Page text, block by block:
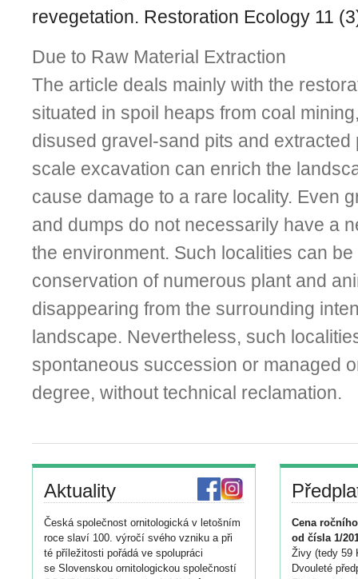
revegetation. Restoration Ecology 11
Due to Raw Material Extraction
The article deals mainly with the
situated in spoil heaps from coal
disused gravel-sand pits and extracted
scale excavation can enrich the
cause damage to a rare locality. Even
and dumps do not necessarily have a
the environment. Such localities can
conservation of numerous plant and
disappearing from the surrounding
landscape. Nevertheless, such
spontaneous succession or managed
degree, without technical reclamation.
Aktuality
Česká společnost ornitologická v letošním
roce slaví 100. výročí svého vzniku a při
té příležitosti pořádá ve spolupráci
se Slovenskou ornitologickou společností
Cena
od čísla 1/
Živy (tedy 59
Dvouleté